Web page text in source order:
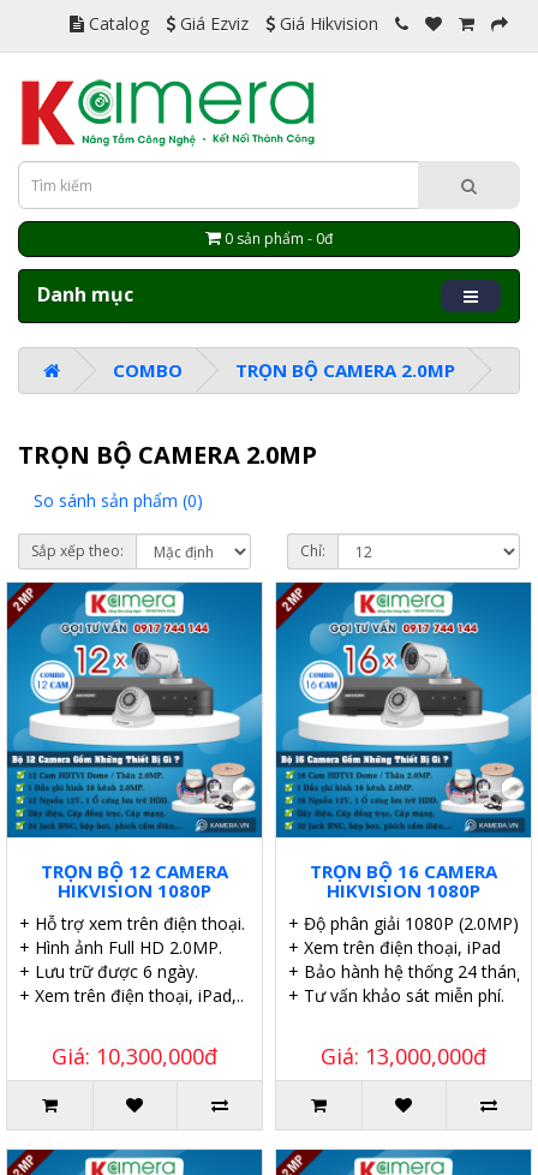
Catalog Giá Ezviz Giá Hikvision
0 sản phẩm - 0đ
Danh mục
COMBO TRỌN BỘ CAMERA 2.0MP
TRỌN BỘ CAMERA 2.0MP
So sánh sản phẩm (0)
Sắp xếp theo: Chỉ:
TRỌN BỘ 12 CAMERA
HIKVISION 1080P
+ Hỗ trợ xem trên điện thoại.
+ Hình ảnh Full HD 2.0MP.
+ Lưu trữ được 6 ngày.
+ Xem trên điện thoại, iPad,..
Giá: 10,300,000đ
TRỌN BỘ 16 CAMERA
HIKVISION 1080P
+ Độ phân giải 1080P (2.0MP).
+ Xem trên điện thoại, iPad
+ Bảo hành hệ thống 24 tháng.
+ Tư vấn khảo sát miễn phí.
Giá: 13,000,000đ